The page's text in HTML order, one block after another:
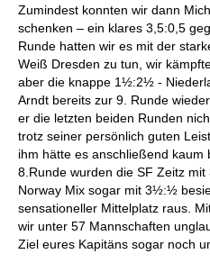
Zumindest konnten wir dann
schenken – ein klares 3,5:0,5
Runde hatten wir es mit der
Weiß Dresden zu tun, wir
aber die knappe 1½:2½ -
Arndt bereits zur 9. Runde
er die letzten beiden Runden
trotz seiner persönlich guten
ihm hätte es anschließend
8.Runde wurden die SF Zeitz
Norway Mix sogar mit 3½:½
sensationeller Mittelplatz raus.
wir unter 57 Mannschaften
Ziel eures Kapitäns sogar noch